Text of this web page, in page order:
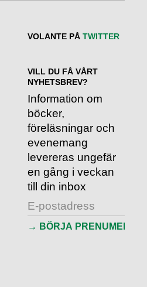
VOLANTE PÅ TWITTER
VILL DU FÅ VÅRT
NYHETSBREV?
Information om
böcker,
föreläsningar och
evenemang
levereras ungefär
en gång i veckan
till din inbox